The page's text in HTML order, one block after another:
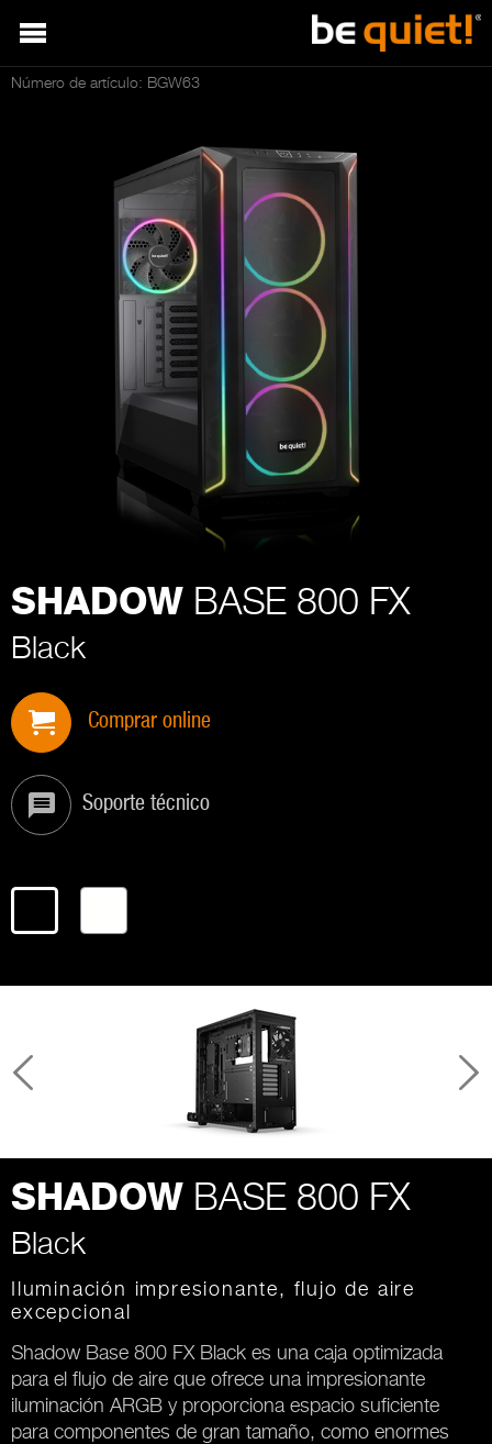
Número de artículo: BGW63
SHADOW BASE 800 FX
Black
Comprar online
Soporte técnico
SHADOW BASE 800 FX
Black
Iluminación impresionante, flujo de aire
excepcional
Shadow Base 800 FX Black es una caja optimizada
para el flujo de aire que ofrece una impresionante
iluminación ARGB y proporciona espacio suficiente
para componentes de gran tamaño, como enormes